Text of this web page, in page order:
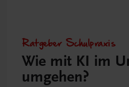
Ratgeber Schulpraxis
Wie mit KI im
umgehen?